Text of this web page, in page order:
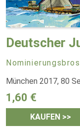
Deutscher
München 2017, 80
1,60 €
KAUFEN >>